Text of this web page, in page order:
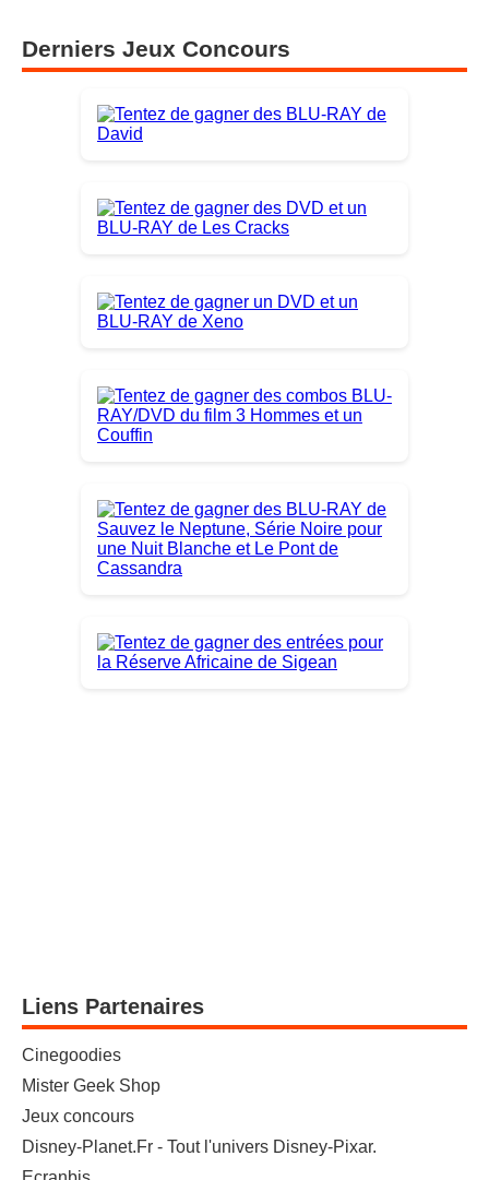
Derniers Jeux Concours
Liens Partenaires
Cinegoodies
Mister Geek Shop
Jeux concours
Disney-Planet.Fr - Tout l'univers Disney-Pixar.